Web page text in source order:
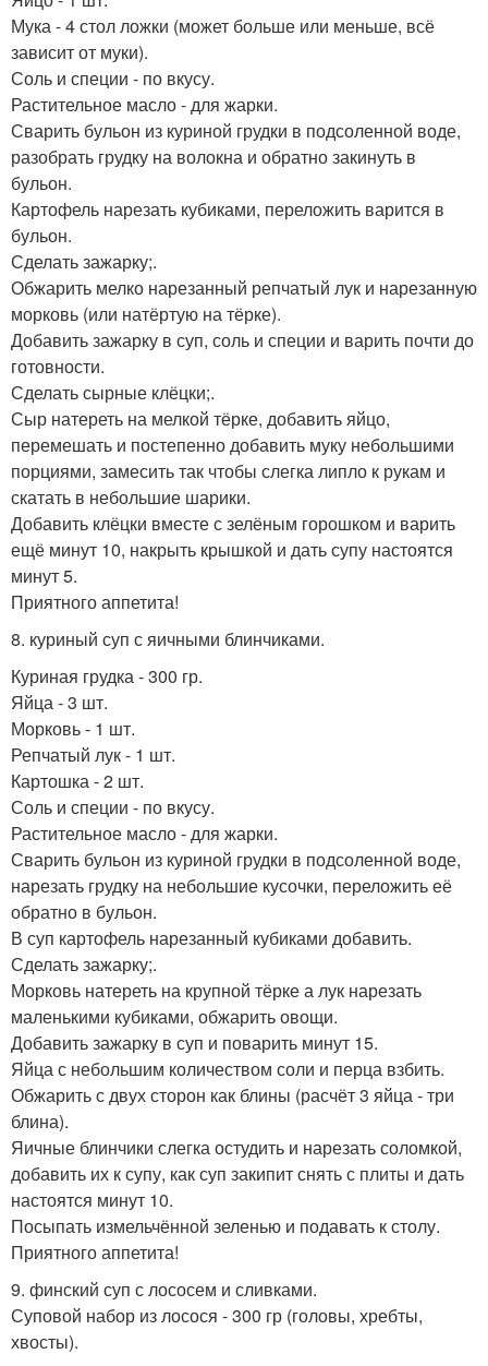
Мука - 4 стол ложки (может больше или меньше, всё
зависит от муки).
Соль и специи - по вкусу.
Растительное масло - для жарки.
Сварить бульон из куриной грудки в подсоленной воде,
разобрать грудку на волокна и обратно закинуть в
бульон.
Картофель нарезать кубиками, переложить варится в
бульон.
Сделать зажарку;.
Обжарить мелко нарезанный репчатый лук и нарезанную
морковь (или натёртую на тёрке).
Добавить зажарку в суп, соль и специи и варить почти до
готовности.
Сделать сырные клёцки;.
Сыр натереть на мелкой тёрке, добавить яйцо,
перемешать и постепенно добавить муку небольшими
порциями, замесить так чтобы слегка липло к рукам и
скатать в небольшие шарики.
Добавить клёцки вместе с зелёным горошком и варить
ещё минут 10, накрыть крышкой и дать супу настоятся
минут 5.
Приятного аппетита!
8. куриный суп с яичными блинчиками.
Куриная грудка - 300 гр.
Яйца - 3 шт.
Морковь - 1 шт.
Репчатый лук - 1 шт.
Картошка - 2 шт.
Соль и специи - по вкусу.
Растительное масло - для жарки.
Сварить бульон из куриной грудки в подсоленной воде,
нарезать грудку на небольшие кусочки, переложить её
обратно в бульон.
В суп картофель нарезанный кубиками добавить.
Сделать зажарку;.
Морковь натереть на крупной тёрке а лук нарезать
маленькими кубиками, обжарить овощи.
Добавить зажарку в суп и поварить минут 15.
Яйца с небольшим количеством соли и перца взбить.
Обжарить с двух сторон как блины (расчёт 3 яйца - три
блина).
Яичные блинчики слегка остудить и нарезать соломкой,
добавить их к супу, как суп закипит снять с плиты и дать
настоятся минут 10.
Посыпать измельчённой зеленью и подавать к столу.
Приятного аппетита!
9. финский суп с лососем и сливками.
Суповой набор из лосося - 300 гр (головы, хребты,
хвосты).